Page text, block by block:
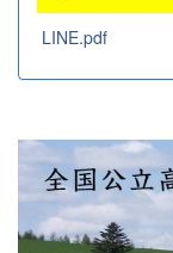
LINE.pdf